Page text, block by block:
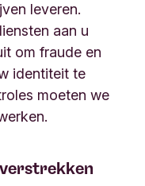
leveren.
aan u
om fraude en
identiteit te
moeten we